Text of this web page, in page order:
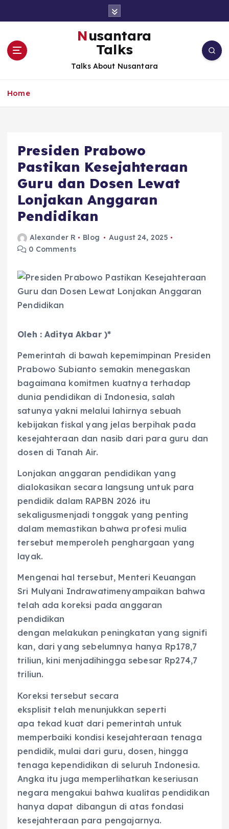
Nusantara
Talks
Talks About Nusantara
Home
Presiden Prabowo
Pastikan Kesejahteraan
Guru dan Dosen Lewat
Lonjakan Anggaran
Pendidikan
Alexander R Blog
August 24, 2025
0 Comments
Oleh :Aditya Akbar )*
Pemerintah di bawah kepemimpinan Presiden
Prabowo Subianto semakin menegaskan
bagaimana komitmen kuatnya terhadap
dunia pendidikan di Indonesia, salah
satunya yakni melalui lahirnya sebuah
kebijakan fiskal yang jelas berpihak pada
kesejahteraan dan nasib dari para guru dan
dosen di Tanah Air.
Lonjakan anggaran pendidikan yang
dialokasikan secara langsung untuk para
pendidik dalam RAPBN 2026 itu
sekaligusmenjadi tonggak yang penting
dalam memastikan bahwa profesi mulia
tersebut memperoleh penghargaan yang
layak.
Mengenai hal tersebut, Menteri Keuangan
Sri Mulyani Indrawatimenyampaikan bahwa
telah ada koreksi pada anggaran
pendidikan
dengan melakukan peningkatan yang signifi
kan, dari yang sebelumnya hanya Rp178,7
triliun, kini menjadihingga sebesar Rp274,7
triliun.
Koreksi tersebut secara
eksplisit telah menunjukkan seperti
apa tekad kuat dari pemerintah untuk
memperbaiki kondisi kesejahteraan tenaga
pendidik, mulai dari guru, dosen, hingga
tenaga kependidikan di seluruh Indonesia.
Angka itu juga memperlihatkan keseriusan
negara mengakui bahwa kualitas pendidikan
hanya dapat dibangun di atas fondasi
kesejahteraan para pengajarnya.